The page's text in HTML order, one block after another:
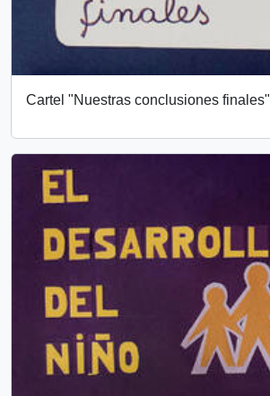
Cartel "Nuestras conclusiones finales"